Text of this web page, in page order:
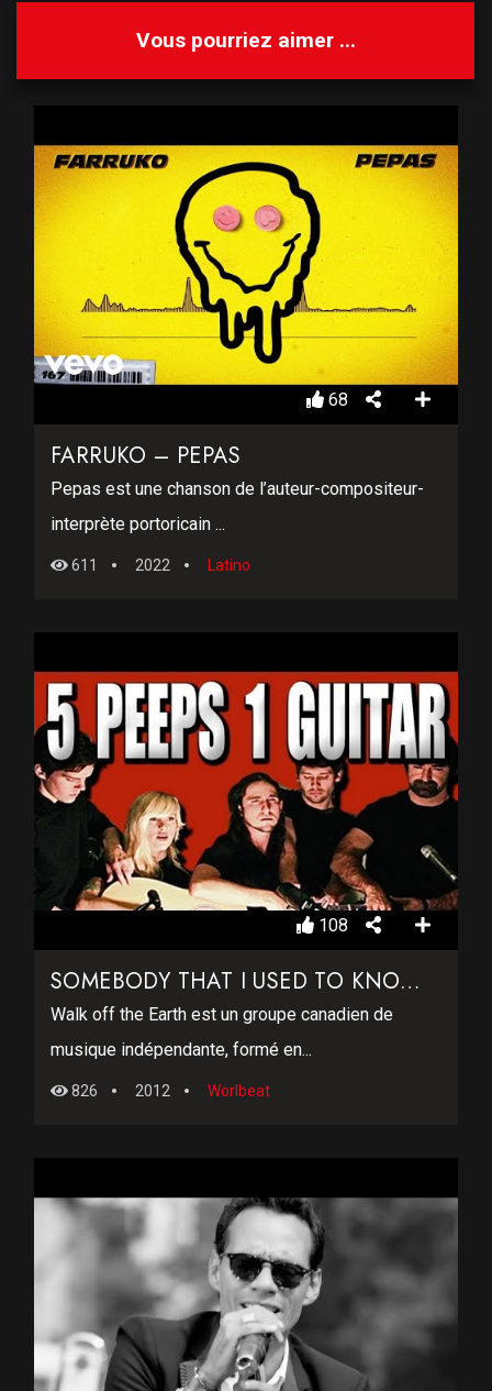
Vous pourriez aimer ...
68
FARRUKO – PEPAS
Pepas est une chanson de l’auteur-compositeur-
interprète portoricain ...
611 2022 Latino
108
SOMEBODY THAT I USED TO KNOW – WALK OFF THE EARTH
Walk off the Earth est un groupe canadien de
musique indépendante, formé en...
826 2012 Worlbeat